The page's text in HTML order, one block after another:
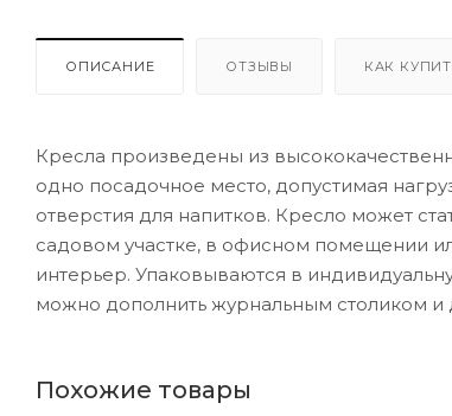
ОПИСАНИЕ ОТЗЫВЫ КАК
Кресла произведены из
одно посадочное место, допустимая
отверстия для напитков. Кресло может
садовом участке, в офисном помещении
интерьер. Упаковываются в
можно дополнить журнальным столиком и
Похожие товары